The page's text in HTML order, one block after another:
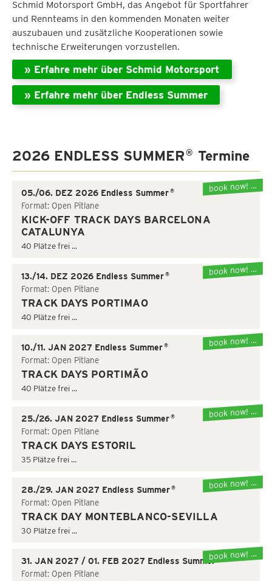
Schmid Motorsport GmbH, das Angebot für Sportfahrer
und Rennteams in den kommenden Monaten weiter
auszubauen und zusätzliche Kooperationen sowie
technische Erweiterungen vorzustellen.
» Erfahre mehr über Schmid Motorsport
» Erfahre mehr über Endless Summer
2026 ENDLESS SUMMER® Termine
book now! …
05./06. DEZ 2026 Endless Summer ®
Format: Open Pitlane
KICK-OFF TRACK DAYS BARCELONA
CATALUNYA
40 Plätze frei ...
book now! …
13./14. DEZ 2026 Endless Summer ®
Format: Open Pitlane
TRACK DAYS PORTIMAO
40 Plätze frei ...
book now! …
10./11. JAN 2027 Endless Summer ®
Format: Open Pitlane
TRACK DAYS PORTIMÃO
40 Plätze frei ...
book now! …
25./26. JAN 2027 Endless Summer ®
Format: Open Pitlane
TRACK DAYS ESTORIL
35 Plätze frei ...
book now! …
28./29. JAN 2027 Endless Summer ®
Format: Open Pitlane
TRACK DAY MONTEBLANCO-SEVILLA
30 Plätze frei ...
book now! …
31. JAN 2027 / 01. FEB 2027 Endless Summer ®
Format: Open Pitlane